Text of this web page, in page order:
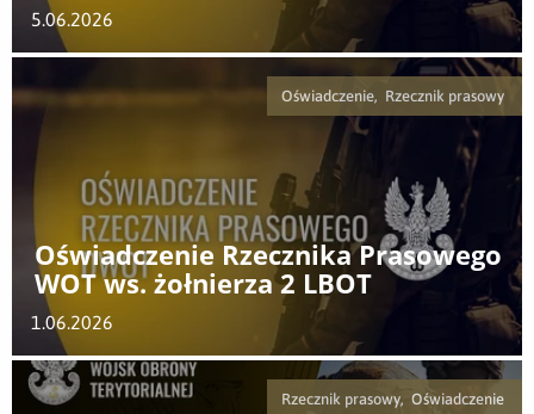
5.06.2026
Oświadczenie, Rzecznik prasowy
Oświadczenie Rzecznika Prasowego
WOT ws. żołnierza 2 LBOT
1.06.2026
Rzecznik prasowy, Oświadczenie